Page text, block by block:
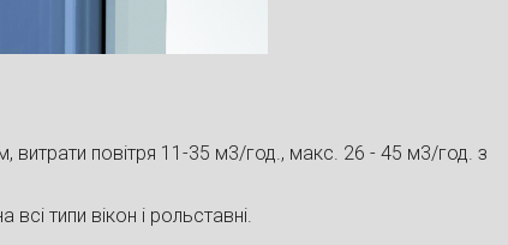
витрати повітря 11-35 м3/год., макс. 26 - 45 м3/год. з
типи вікон і рольставні.